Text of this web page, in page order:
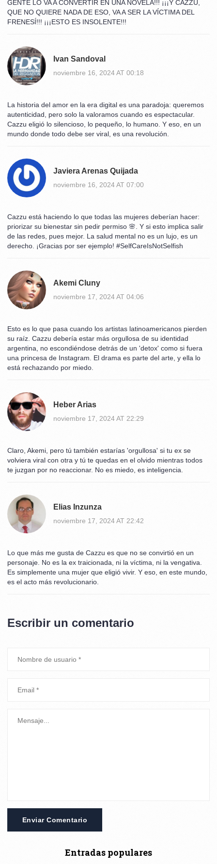
GENTE LO VA A CONVERTIR EN UNA NOVELA!!! ¡¡¡Y CAZZU,
QUE NO QUIERE NADA DE ESO, VA A SER LA VÍCTIMA DEL
FRENESÍ!!! ¡¡¡ESTO ES INSOLENTE!!!
Ivan Sandoval
noviembre 16, 2024 AT 00:18
La historia del amor en la era digital es una paradoja: queremos
autenticidad, pero solo la valoramos cuando es espectacular.
Cazzu eligió lo silencioso, lo pequeño, lo humano. Y eso, en un
mundo donde todo debe ser viral, es una revolución.
Javiera Arenas Quijada
noviembre 16, 2024 AT 07:00
Cazzu está haciendo lo que todas las mujeres deberían hacer:
priorizar su bienestar sin pedir permiso 🌸. Y si esto implica salir
de las redes, pues mejor. La salud mental no es un lujo, es un
derecho. ¡Gracias por ser ejemplo! #SelfCareIsNotSelfish
Akemi Cluny
noviembre 17, 2024 AT 04:06
Esto es lo que pasa cuando los artistas latinoamericanos pierden
su raíz. Cazzu debería estar más orgullosa de su identidad
argentina, no escondiéndose detrás de un 'detox' como si fuera
una princesa de Instagram. El drama es parte del arte, y ella lo
está rechazando por miedo.
Heber Arias
noviembre 17, 2024 AT 22:29
Claro, Akemi, pero tú también estarías 'orgullosa' si tu ex se
volviera viral con otra y tú te quedas en el olvido mientras todos
te juzgan por no reaccionar. No es miedo, es inteligencia.
Elias Inzunza
noviembre 17, 2024 AT 22:42
Lo que más me gusta de Cazzu es que no se convirtió en un
personaje. No es la ex traicionada, ni la víctima, ni la vengativa.
Es simplemente una mujer que eligió vivir. Y eso, en este mundo,
es el acto más revolucionario.
Escribir un comentario
Enviar Comentario
Entradas populares